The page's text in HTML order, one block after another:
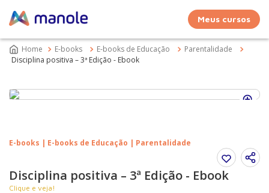
Meus cursos
E-books E-books de Educação
Parentalidade
Disciplina positiva – 3ª Edição - Ebook
E-books | E-books de Educação | Parentalidade
Disciplina positiva – 3ª Edição - Ebook
Clique e veja!